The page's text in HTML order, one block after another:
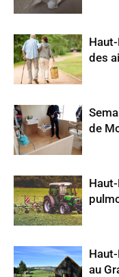
des
de
au